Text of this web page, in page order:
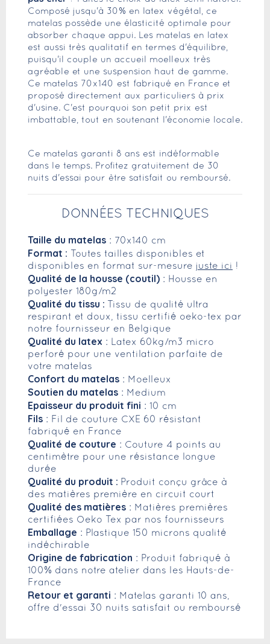
Composé jusqu'à 30% en latex végétal, ce
matelas possède une élasticité optimale pour
absorber chaque appui. Les matelas en latex
est aussi très qualitatif en termes d'équilibre,
puisqu'il couple un accueil moelleux très
agréable et une suspension haut de gamme.
Ce matelas 70x140 est fabriqué en France et
proposé directement aux particuliers à prix
d'usine. C'est pourquoi son petit prix est
imbattable, tout en soutenant l'économie locale.
Ce matelas garanti 8 ans est indéformable
dans le temps. Profitez gratuitement de 30
nuits d'essai pour être satisfait ou remboursé.
DONNÉES TECHNIQUES
Taille du matelas : 70x140 cm
Format : Toutes tailles disponibles et
disponibles en format sur-mesure juste ici !
Qualité de la housse (coutil) : Housse en
polyester 180g/m2
Qualité du tissu :
Tissu de qualité ultra
respirant et doux, tissu certifié oeko-tex par
notre fournisseur en Belgique
Qualité du latex : Latex 60kg/m3 micro
perforé pour une ventilation parfaite de
votre matelas
Confort du matelas : Moelleux
Soutien du matelas : Medium
Epaisseur du produit fini : 10 cm
Fils : Fil de couture CXE 60 résistant
fabriqué en France
Qualité de couture : Couture 4 points au
centimètre pour une résistance longue
durée
Qualité du produit : Produit conçu grâce à
des matières première en circuit court
Qualité des matières : Matières premières
certifiées Oeko Tex par nos fournisseurs
Emballage : Plastique 150 microns qualité
indéchirable
Origine de fabrication : Produit fabriqué à
100% dans notre atelier dans les Hauts-de-
France
Retour et garanti : Matelas garanti 10 ans,
offre d'essai 30 nuits satisfait ou remboursé